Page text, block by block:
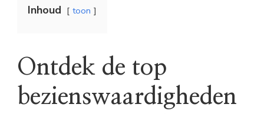
Inhoud toon
Ontdek de top
bezienswaardigheden